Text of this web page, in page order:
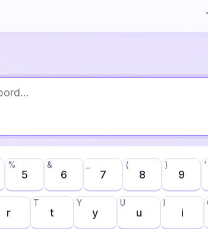
5
%
6
&
7 8
(
9
) '
r t
T
y
Y
u
U
i